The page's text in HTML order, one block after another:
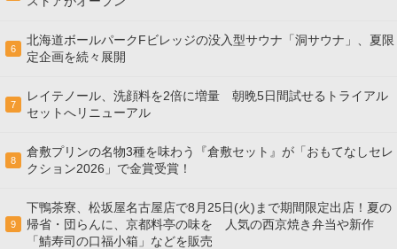
6
北海道ボールパークFビレッジの没入型サウナ「洞サウナ」、夏限
定企画を続々展開
7
レイテノール、洗顔料を2倍に増量 朝晩5日間試せるトライアル
セットへリニューアル
8
倉敷プリンの名物3種を味わう『倉敷セット』が「おもてなしセレ
クション2026」で金賞受賞！
9
下鴨茶寮、松坂屋名古屋店で8月25日(火)まで期間限定出店！夏の
帰省・団らんに、京都料亭の味を 人気の西京焼き弁当や新作
「鯖寿司の口福小箱」などを販売